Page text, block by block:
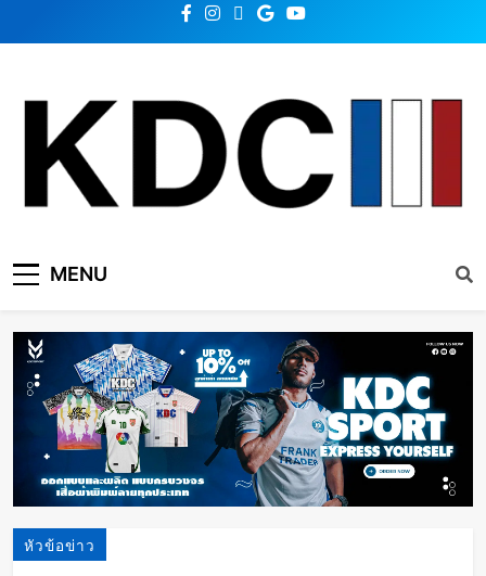
KDC SOLUTION | เคดีซี
โซลูชั่น
MENU
หัวข้อข่าว